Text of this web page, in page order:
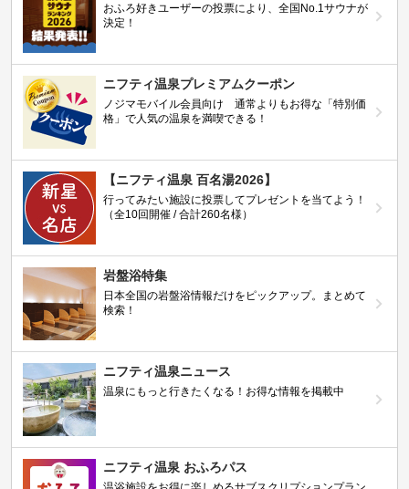
おふろ好きユーザーの投票により、全国No.1サウナが
決定！
ニフティ温泉プレミアムクーポン
ノジマモバイル会員向け 通常よりもお得な「特別価
格」で人気の温泉を満喫できる！
【ニフティ温泉 百名湯2026】
行ってみたい施設に投票してプレゼントを当てよう！
（全10回開催 / 合計260名様）
岩盤浴特集
日本全国の岩盤浴情報だけをピックアップ。まとめて
検索！
ニフティ温泉ニュース
温泉にもっと行きたくなる！お得な情報を掲載中
ニフティ温泉 おふろパス